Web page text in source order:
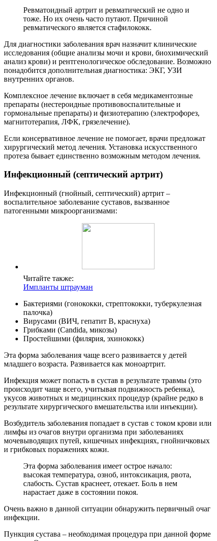
Ревматоидный артрит и ревматический не одно и
тоже. Но их очень часто путают. Причиной
ревматического является стафилококк.
Для диагностики заболевания врач назначит клинические
исследования (общие анализы мочи и крови, биохимический
анализ крови) и рентгенологическое обследование. Возможно
понадобится дополнительная диагностика: ЭКГ, УЗИ
внутренних органов.
Комплексное лечение включает в себя медикаментозные
препараты (нестероидные противовоспалительные и
гормональные препараты) и физиотерапию (электрофорез,
магнитотерапия, ЛФК, грязелечение).
Если консервативное лечение не помогает, врачи предложат
хирургический метод лечения. Установка искусственного
протеза бывает единственно возможным методом лечения.
Инфекционный (септический артрит)
Инфекционный (гнойный, септический) артрит –
воспалительное заболевание суставов, вызванное
патогенными микроорганизмами:
Читайте также:
Импланты штрауман
Бактериями (гонококки, стрептококки, туберкулезная
палочка)
Вирусами (ВИЧ, гепатит В, краснуха)
Грибками (Candida, микозы)
Простейшими (филярия, эхинококк)
Эта форма заболевания чаще всего развивается у детей
младшего возраста. Развивается как моноартрит.
Инфекция может попасть в сустав в результате травмы (это
происходит чаще всего, учитывая подвижность ребенка),
укусов животных и медицинских процедур (крайне редко в
результате хирургического вмешательства или инъекции).
Возбудитель заболевания попадает в сустав с током крови или
лимфы из очагов внутри организма при заболеваниях
мочевыводящих путей, кишечных инфекциях, гнойничковых
и грибковых поражениях кожи.
Эта форма заболевания имеет острое начало:
высокая температура, озноб, интоксикация, рвота,
слабость. Сустав краснеет, отекает. Боль в нем
нарастает даже в состоянии покоя.
Очень важно в данной ситуации обнаружить первичный очаг
инфекции.
Пункция сустава – необходимая процедура при данной форме